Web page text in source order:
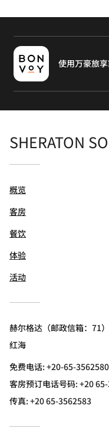
使用万豪旅
SHERATON
概览
客房
餐饮
体验
活动
赫尔格达（邮政信箱：71
红海
免费电话:+20-65-3562580
客房预订电话号码: +20
传真:+20 65-3562583